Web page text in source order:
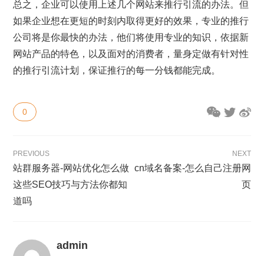
总之，企业可以使用上述几个网站来推行引流的办法。但
如果企业想在更短的时刻内取得更好的效果，专业的推行
公司将是你最快的办法，他们将使用专业的知识，依据新
网站产品的特色，以及面对的消费者，量身定做有针对性
的推行引流计划，保证推行的每一分钱都能完成。
0
PREVIOUS
站群服务器-网站优化怎么做
这些SEO技巧与方法你都知
道吗
NEXT
cn域名备案-怎么自己注册网
页
admin